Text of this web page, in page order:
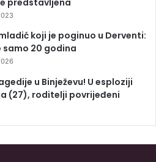
predstavljena
koji je poginuo u Derventi:
samo 20 godina
u Binježevu! U esploziji
(27), roditelji povrijeđeni